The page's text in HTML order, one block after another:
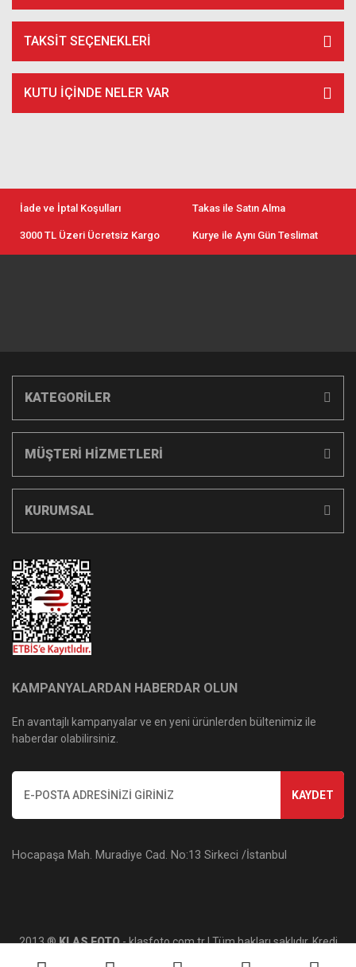
TAKSIT SEÇENEKLERI
KUTU İÇİNDE NELER VAR
İade ve İptal Koşulları Takas ile Satın Alma
3000 TL Üzeri Ücretsiz Kargo Kurye ile Aynı Gün Teslimat
KATEGORİLER
MÜŞTERİ HİZMETLERİ
KURUMSAL
KAMPANYALARDAN HABERDAR OLUN
En avantajlı kampanyalar ve en yeni ürünlerden bültenimiz ile
haberdar olabilirsiniz.
KAYDET
Hocapaşa Mah. Muradiye Cad. No:13 Sirkeci /İstanbul
2013 ®KLAS FOTO- klasfoto.com.tr | Tüm hakları saklıdır. Kredi